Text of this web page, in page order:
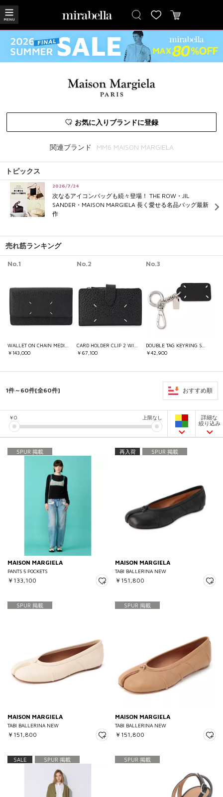
お気に入りブランドに登録
関連ブランド MM6 MAISON MARGIELA
トピックス
2026/7/24
次なるアイコンバッグも続々登場！ THE ROW・JIL
SANDER・MAISON MARGIELA 長く愛せる名品バッグ最新
作
売れ筋ランキング
No.1
￥143,000
No.2
￥67,100
No.3
￥42,900
1件～60件[全60件] おすすめ順
￥0 上限なし
詳細な
絞り込み
SPUR 掲載
MAISON MARGIELA
PANTS 5 POCKETS
￥133,100
再入荷 SPUR 掲載
MAISON MARGIELA
TABI BALLERINA NEW
￥151,800
SPUR 掲載
MAISON MARGIELA
TABI BALLERINA NEW
￥151,800
SPUR 掲載
MAISON MARGIELA
TABI BALLERINA NEW
￥151,800
SALE SPUR 掲載 SPUR 掲載